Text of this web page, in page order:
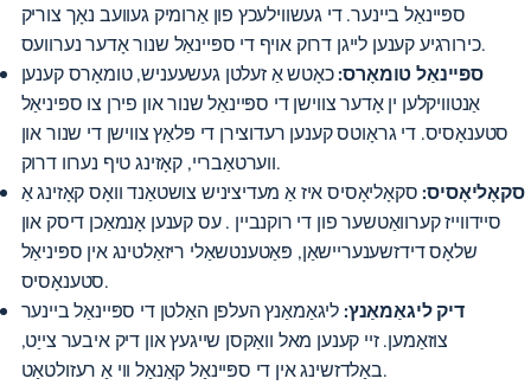
ספּיינאַל ביינער. די געשווילעכץ פון אַרומיק געוועב נאָך צוריק
כירורגיע קענען לייגן דרוק אויף די ספּיינאַל שנור אָדער נערוועס.
ספּיינאַל טומאָרס:כאָטש אַ זעלטן געשעעניש,טומאָרס קענען
אַנטוויקלען יןאָדער צווישן די ספּיינאַל שנור און פירן צו ספּיניאַל
סטענאָסיס. די גראָוטס קענען רעדוצירן די פּלאַץ צווישן די שנור און
ווערטאַבריי, קאָזינג טיף נערוו דרוק.
סקאָליאָסיס:סקאָליאָסיס איז אַ מעדיציניש צושטאַנד וואָס קאָזינג אַ
סיידווייז קערוואַטשער פון די רוקנביין . עס קענען אָנמאַכן דיסק און
שלאָס דידזשענעריישאַן, פּאַטענטשאַלי ריזאַלטינג אין ספּיניאַל
סטענאָסיס.
דיק ליגאַמאַנץ:ליגאַמאַנץ העלפן האַלטן די ספּיינאַל ביינער
צוזאַמען. זיי קענען מאל וואַקסן שייגעץ און דיק איבער צייַט,
באַלדזשינג אין די ספּיינאַל קאַנאַל ווי אַ רעזולטאַט.